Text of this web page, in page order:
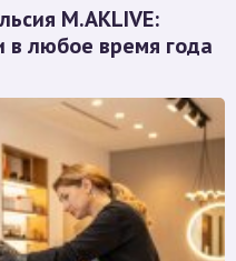
M.AKLIVE:
в любое время года